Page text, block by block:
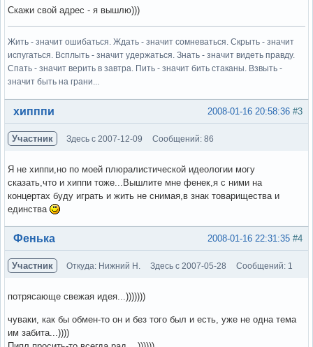
Скажи свой адрес - я вышлю)))
Жить - значит ошибаться. Ждать - значит сомневаться. Скрыть - значит
испугаться. Всплыть - значит удержаться. Знать - значит видеть правду.
Спать - значит верить в завтра. Пить - значит бить стаканы. Взвыть -
значит быть на грани...
Вне форума #3
2008-01-16 20:58:36
хипппи
Участник Здесь с 2007-12-09 Сообщений: 86
Я не хиппи,но по моей плюралистической идеологии могу
сказать,что и хиппи тоже...Вышлите мне фенек,я с ними на
концертах буду играть и жить не снимая,в знак товарищества и
единства
Вне форума #4
2008-01-16 22:31:35
Фенька
Участник Откуда: Нижний Н. Здесь с 2007-05-28 Сообщений: 1
потрясающе свежая идея...)))))))
чуваки, как бы обмен-то он и без того был и есть, уже не одна тема
им забита...))))